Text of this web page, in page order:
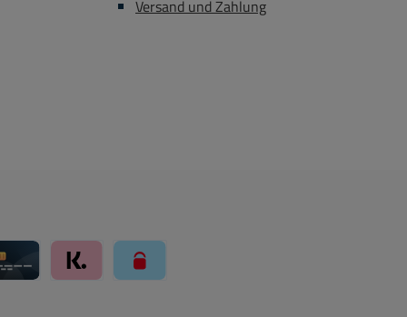
Versand und Zahlung